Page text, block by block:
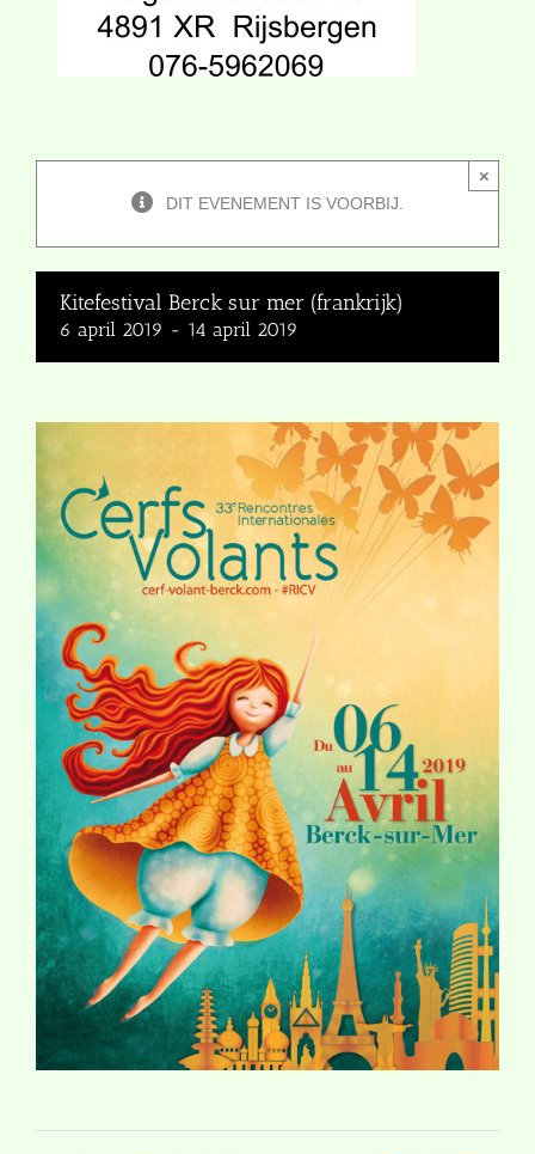
DIT EVENEMENT IS VOORBIJ.
×
Kitefestival Berck sur mer (frankrijk)
6 april 2019 - 14 april 2019